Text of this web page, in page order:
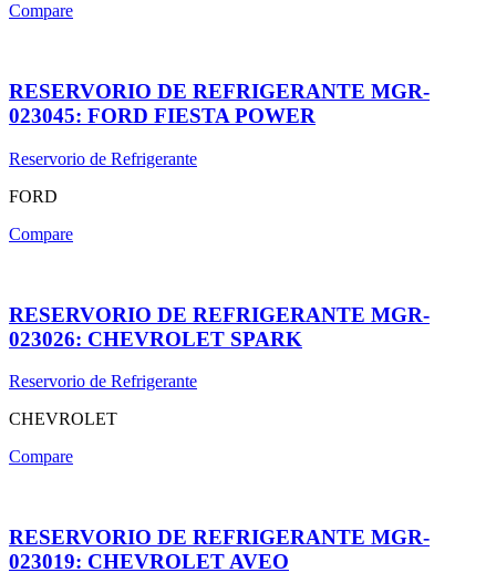
Compare
RESERVORIO DE REFRIGERANTE MGR-
023045: FORD FIESTA POWER
Reservorio de Refrigerante
FORD
Compare
RESERVORIO DE REFRIGERANTE MGR-
023026: CHEVROLET SPARK
Reservorio de Refrigerante
CHEVROLET
Compare
RESERVORIO DE REFRIGERANTE MGR-
023019: CHEVROLET AVEO